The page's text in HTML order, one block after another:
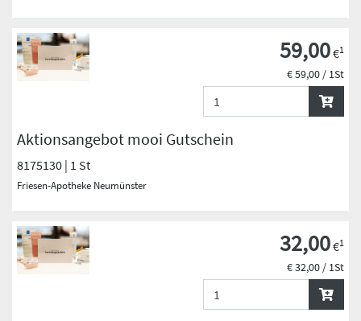
Aktionsangebot mooi Gutschein
8175130 | 1 St
Friesen-Apotheke Neumünster
59,00€1
€ 59,00 / 1St
32,00€1
€ 32,00 / 1St